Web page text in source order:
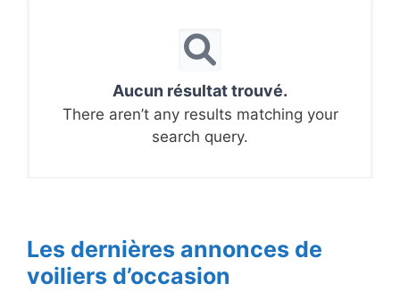
Aucun résultat trouvé.
There aren’t any results matching your
search query.
Les dernières annonces de
voiliers d’occasion